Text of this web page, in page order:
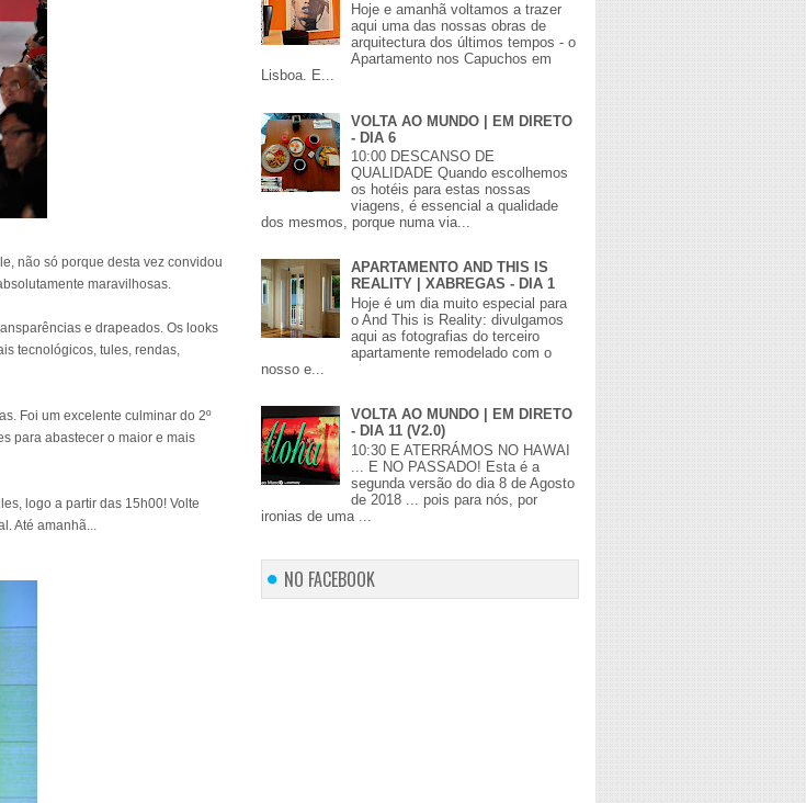
não só porque desta vez convidou
maravilhosas.
e drapeados. Os looks
tecnológicos, tules, rendas,
Foi um excelente culminar do 2º
para abastecer o maior e mais
logo a partir das 15h00! Volte
Até amanhã...
Hoje e amanhã voltamos a trazer
aqui uma das nossas obras de
arquitectura dos últimos tempos - o
Apartamento nos Capuchos em
Lisboa. E...
VOLTA AO MUNDO | EM DIRETO
- DIA 6
10:00 DESCANSO DE
QUALIDADE Quando escolhemos
os hotéis para estas nossas
viagens, é essencial a qualidade
dos mesmos, porque numa via...
APARTAMENTO AND THIS IS
REALITY | XABREGAS - DIA 1
Hoje é um dia muito especial para
o And This is Reality: divulgamos
aqui as fotografias do terceiro
apartamente remodelado com o
nosso e...
VOLTA AO MUNDO | EM DIRETO
- DIA 11 (V2.0)
10:30 E ATERRÁMOS NO HAWAI
... E NO PASSADO! Esta é a
segunda versão do dia 8 de Agosto
de 2018 ... pois para nós, por
ironias de uma ...
NO FACEBOOK